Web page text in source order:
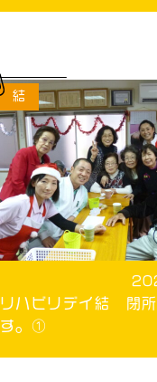
リハビリデイ結 閉所
す。①
結